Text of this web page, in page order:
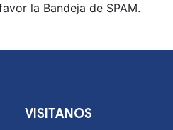
la Bandeja de SPAM.
VISITANOS